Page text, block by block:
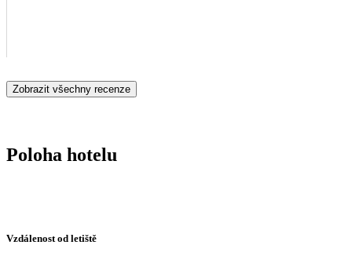
Zobrazit všechny recenze
Poloha hotelu
Vzdálenost od letiště